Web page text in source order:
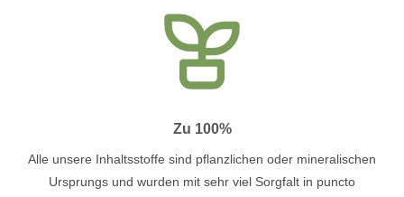
Zu 100%
Alle unsere Inhaltsstoffe sind pflanzlichen oder mineralischen
Ursprungs und wurden mit sehr viel Sorgfalt in puncto